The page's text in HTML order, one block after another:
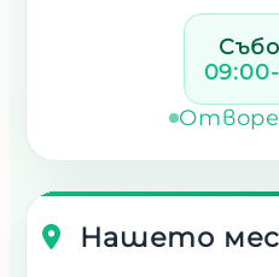
Нашето